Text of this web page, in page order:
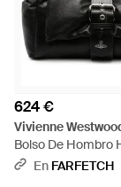
624 €
Vivienne
Bolso De Hombro
Treasure Xl - Negro
En FARFETCH